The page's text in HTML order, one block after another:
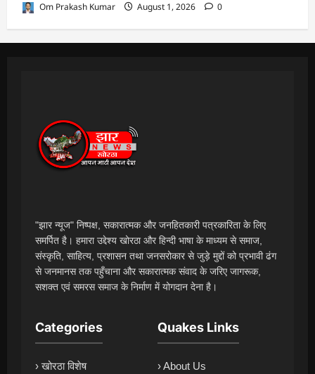
Om Prakash Kumar August 1, 2026 0
"झार न्यूज" निष्पक्ष, सकारात्मक और जनहितकारी पत्रकारिता के लिए
समर्पित है। हमारा उद्देश्य खोरठा और हिन्दी भाषा के माध्यम से समाज,
संस्कृति, साहित्य, प्रशासन तथा जनसरोकार से जुड़े मुद्दों को प्रभावी ढंग
से जनमानस तक पहुँचाना और सकारात्मक संवाद के जरिए जागरूक,
सशक्त एवं समरस समाज के निर्माण में योगदान देना है।
Categories
› खोरठा विशेष
Quakes Links
› About Us